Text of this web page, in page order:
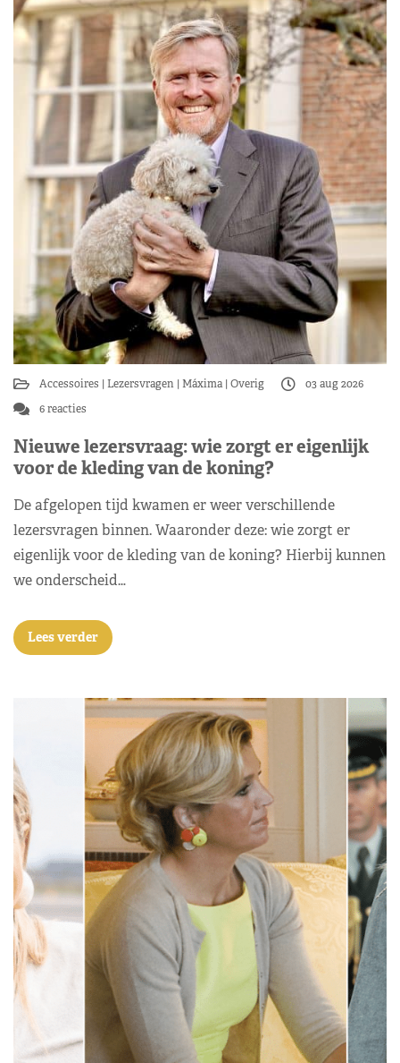
Accessoires Lezersvragen Máxima Overig
03 aug 2026
6 reacties
Nieuwe lezersvraag: wie zorgt er eigenlijk
voor de kleding van de koning?
De afgelopen tijd kwamen er weer verschillende
lezersvragen binnen. Waaronder deze: wie zorgt er
eigenlijk voor de kleding van de koning? Hierbij kunnen
we onderscheid…
Lees verder